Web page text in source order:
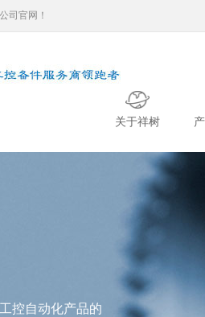
司官网！
关于祥树
控自动化产品的